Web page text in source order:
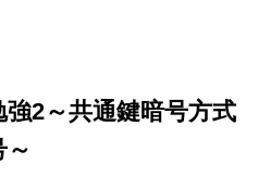
2～共通鍵暗号方式